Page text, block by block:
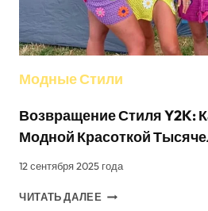
Модные Стили
Возвращение Стиля Y2K:
Модной Красоткой
12 сентября 2025 года
ЧИТАТЬ ДАЛЕЕ ВОЗВРАЩЕНИЕ